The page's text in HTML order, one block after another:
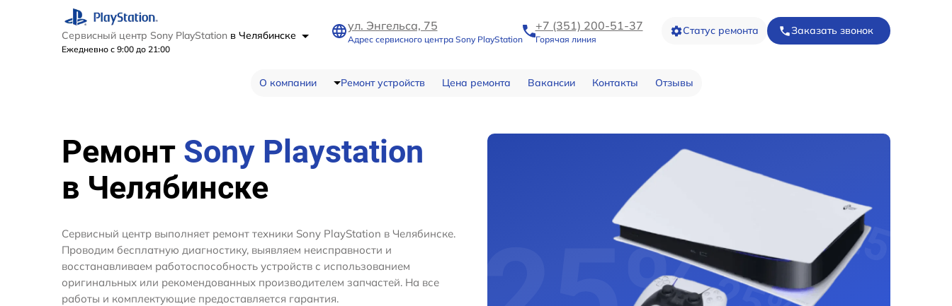
Сервисный центр Sony PlayStation в Челябинске
Ежедневно с 9:00 до 21:00
ул. Энгельса, 75
Адрес сервисного центра Sony PlayStation
+7 (351) 200-51-37
Горячая линия
Статус ремонта Заказать звонок
О компании Ремонт устройств Цена ремонта Вакансии Контакты Отзывы
Ремонт Sony Playstation
в Челябинске
Сервисный центр выполняет ремонт техники Sony PlayStation в Челябинске.
Проводим бесплатную диагностику, выявляем неисправности и
восстанавливаем работоспособность устройств с использованием
оригинальных или рекомендованных производителем запчастей. На все
работы и комплектующие предоставляется гарантия.